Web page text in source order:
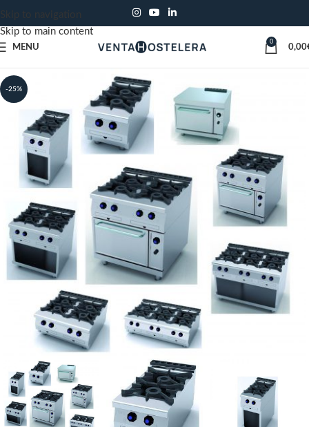
Skip to navigation
Skip to main content
MENU
0
0,00
-25%